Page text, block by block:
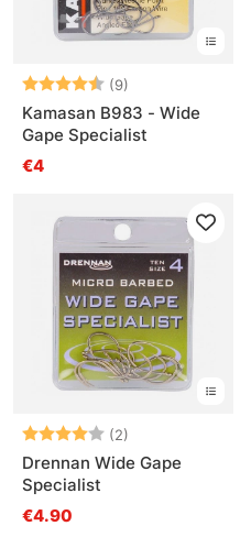
Beoordeling:
(9)
Kamasan B983 - Wide
Gape Specialist
€4
Beoordeling:
(2)
Drennan Wide Gape
Specialist
€4.90